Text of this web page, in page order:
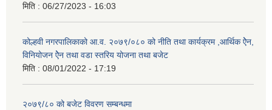
मिति : 06/27/2023 - 16:03
कोल्हवी नगरपालिकाको आ.व. २०७९/०८० को नीति तथा कार्यक्रम ,आर्थिक ऐेन,
विनियोजन ऐेन तथा वडा स्तरिय योजना तथा बजेट
मिति : 08/01/2022 - 17:19
२०७९/८० को बजेट विवरण सम्बन्धमा